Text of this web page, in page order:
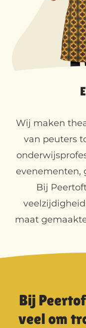
Wij maken
van peuters
evenementen,
Bij
maat
Bij
veel om